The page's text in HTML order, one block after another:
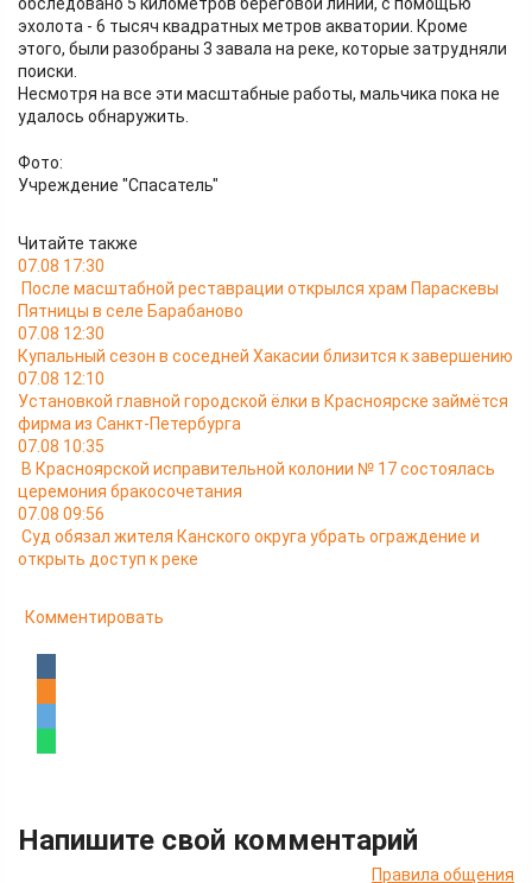
эхолота - 6 тысяч квадратных метров акватории. Кроме
этого, были разобраны 3 завала на реке, которые затрудняли
поиски.
Несмотря на все эти масштабные работы, мальчика пока не
удалось обнаружить.
Фото:
Учреждение "Спасатель"
Читайте также
07.08 17:30
После масштабной реставрации открылся храм Параскевы
Пятницы в селе Барабаново
07.08 12:30
Купальный сезон в соседней Хакасии близится к завершению
07.08 12:10
Установкой главной городской ёлки в Красноярске займётся
фирма из Санкт-Петербурга
07.08 10:35
В Красноярской исправительной колонии № 17 состоялась
церемония бракосочетания
07.08 09:56
Суд обязал жителя Канского округа убрать ограждение и
открыть доступ к реке
Комментировать
Напишите свой комментарий
Правила общения